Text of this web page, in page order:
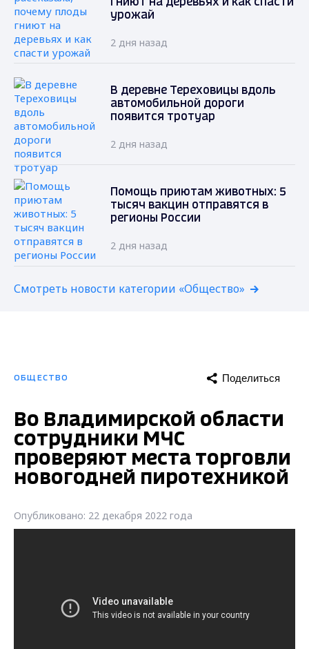
гниют на деревьях и как спасти
урожай
2 дня назад
В деревне Тереховицы вдоль
автомобильной дороги
появится тротуар
2 дня назад
Помощь приютам животных: 5
тысяч вакцин отправятся в
регионы России
2 дня назад
Смотреть новости категории «Общество»
ОБЩЕСТВО Поделиться
Во Владимирской области
сотрудники МЧС
проверяют места торговли
новогодней пиротехникой
Опубликовано: 22 декабря 2022 года